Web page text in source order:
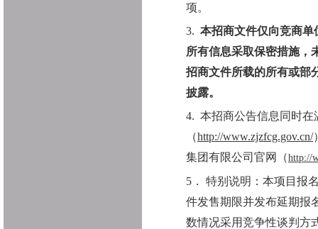
项。
3. 本招商文件仅向竞商
所有信息采取保密措施，
招商文件所载的所有或部
披露。
4. 本招商公告信息同时
（http://www.zjzfcg.gov.cn/
集团有限公司官网（http://
5． 特别说明：本项目报
件发售期限并发布延期报
数情况采用竞争性谈判方